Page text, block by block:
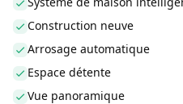
Construction neuve
Arrosage automatique
Espace détente
Vue panoramique